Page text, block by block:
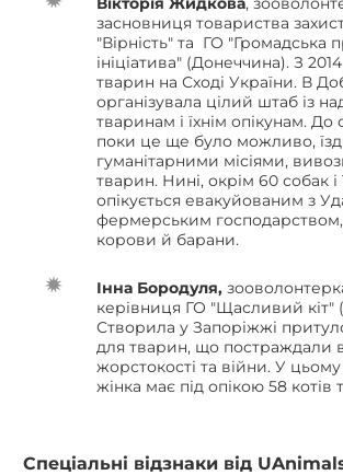
засновниця товариства
"Вірність" та ГО "Громадська
ініціатива" (Донеччина). З
тварин на Сході України. В
організувала цілий штаб із
тваринам і їхнім опікунам. До
поки це ще було можливо,
гуманітарними місіями,
тварин. Нині, окрім 60 собак і
опікується евакуйованим з
фермерським
корови й барани.
Інна Бородуля,
керівниця ГО "Щасливий кіт"
Створила у Запоріжжі
для тварин, що постраждали
жорстокості та війни. У
жінка має під опікою 58 котів
Спеціальні відзнаки від